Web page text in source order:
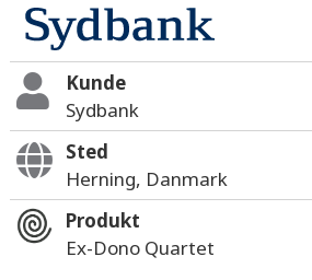
Kunde
Sydbank
Sted
Herning, Danmark
Produkt
Ex-Dono Quartet